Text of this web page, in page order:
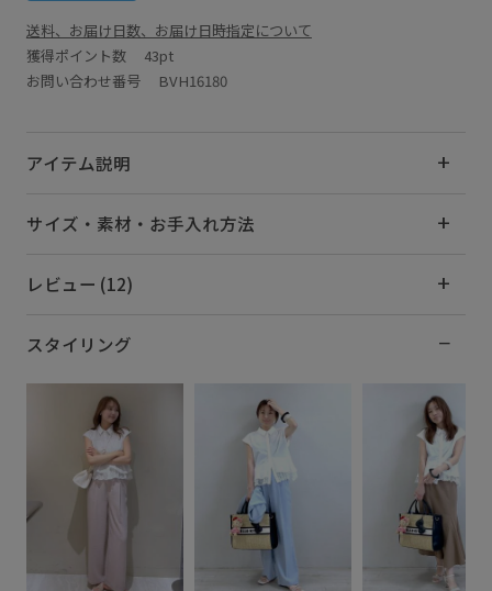
送料、お届け日数、お届け日時指定について
獲得ポイント数 43pt
お問い合わせ番号 BVH16180
アイテム説明
サイズ・素材・お手入れ方法
レビュー (12)
スタイリング